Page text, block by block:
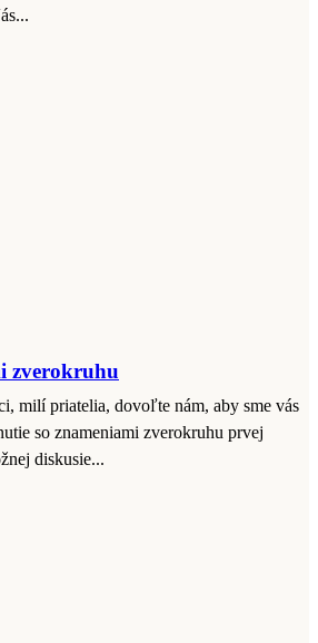
zverokruhu
milí priatelia, dovoľte nám, aby sme vás
so znameniami zverokruhu prvej
diskusie...